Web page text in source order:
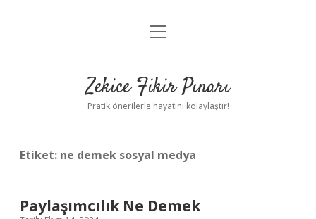
Anasayfa
Yasal Uyarı
menüyü
Zekice Fikir Pınarı
Pratik önerilerle hayatını kolaylaştır!
Etiket: ne demek sosyal medya
Paylaşımcılık Ne Demek